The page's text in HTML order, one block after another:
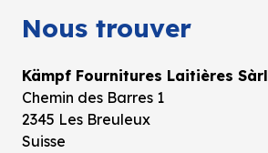
Nous trouver
Kämpf Fournitures Laitières Sàrl
Chemin des Barres 1
2345 Les Breuleux
Suisse